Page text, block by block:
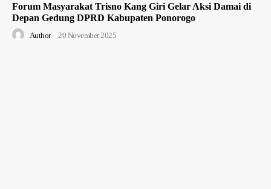
Forum Masyarakat Trisno Kang Giri Gelar Aksi Damai di
Depan Gedung DPRD Kabupaten Ponorogo
Author - 20 November 2025